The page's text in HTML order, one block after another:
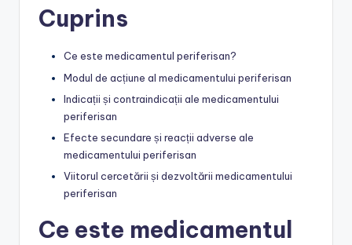
Cuprins
Ce este medicamentul periferisan?
Modul de acțiune al medicamentului periferisan
Indicații și contraindicații ale medicamentului
periferisan
Efecte secundare și reacții adverse ale
medicamentului periferisan
Viitorul cercetării și dezvoltării medicamentului
periferisan
Ce este medicamentul